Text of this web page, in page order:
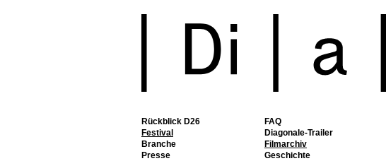
Rückblick D26
Festival
FAQ
Diagonale-Trailer
Filmarchiv
Geschichte
Branche
Presse